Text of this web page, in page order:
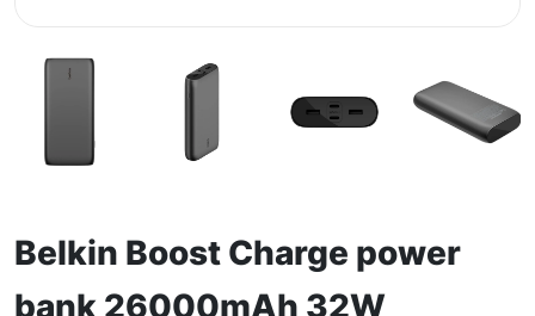
Belkin Boost Charge power
bank 26000mAh 32W